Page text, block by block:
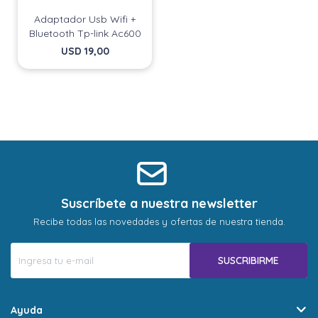
Adaptador Usb Wifi +
Bluetooth Tp-link Ac600
USD 19,00
Suscríbete a nuestra newsletter
Recibe todas las novedades y ofertas de nuestra tienda.
SUSCRIBIRME
Ayuda